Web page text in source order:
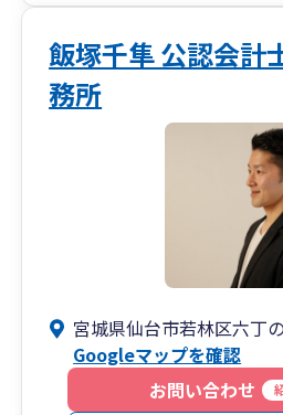
飯塚千隼 公認会計
務所
宮城県仙台市若林区六丁
Googleマップを確認
お問い合わせ